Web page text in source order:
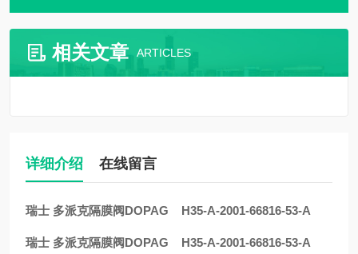
相关文章 ARTICLES
详细介绍 在线留言
瑞士 多派克隔膜阀DOPAG H35-A-2001-66816-53-A
瑞士 多派克隔膜阀DOPAG H35-A-2001-66816-53-A